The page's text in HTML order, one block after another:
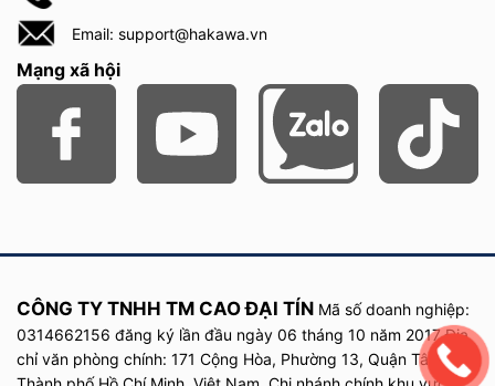
Email: support@hakawa.vn
Mạng xã hội
CÔNG TY TNHH TM CAO ĐẠI TÍN Mã số doanh nghiệp:
0314662156 đăng ký lần đầu ngày 06 tháng 10 năm 2017Địa
chỉ văn phòng chính: 171 Cộng Hòa, Phường 13, Quận Tân Bình,